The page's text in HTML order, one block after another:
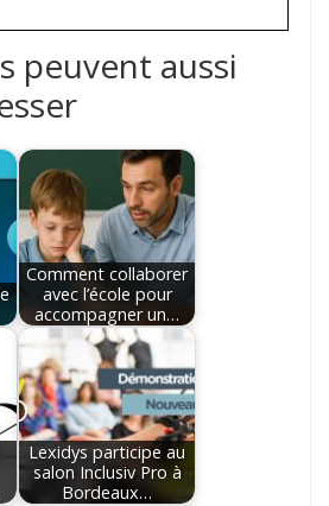
peuvent aussi
Comment collaborer
avec l’école pour
accompagner un…
Lexidys participe au
salon Inclusiv Pro à
Bordeaux…